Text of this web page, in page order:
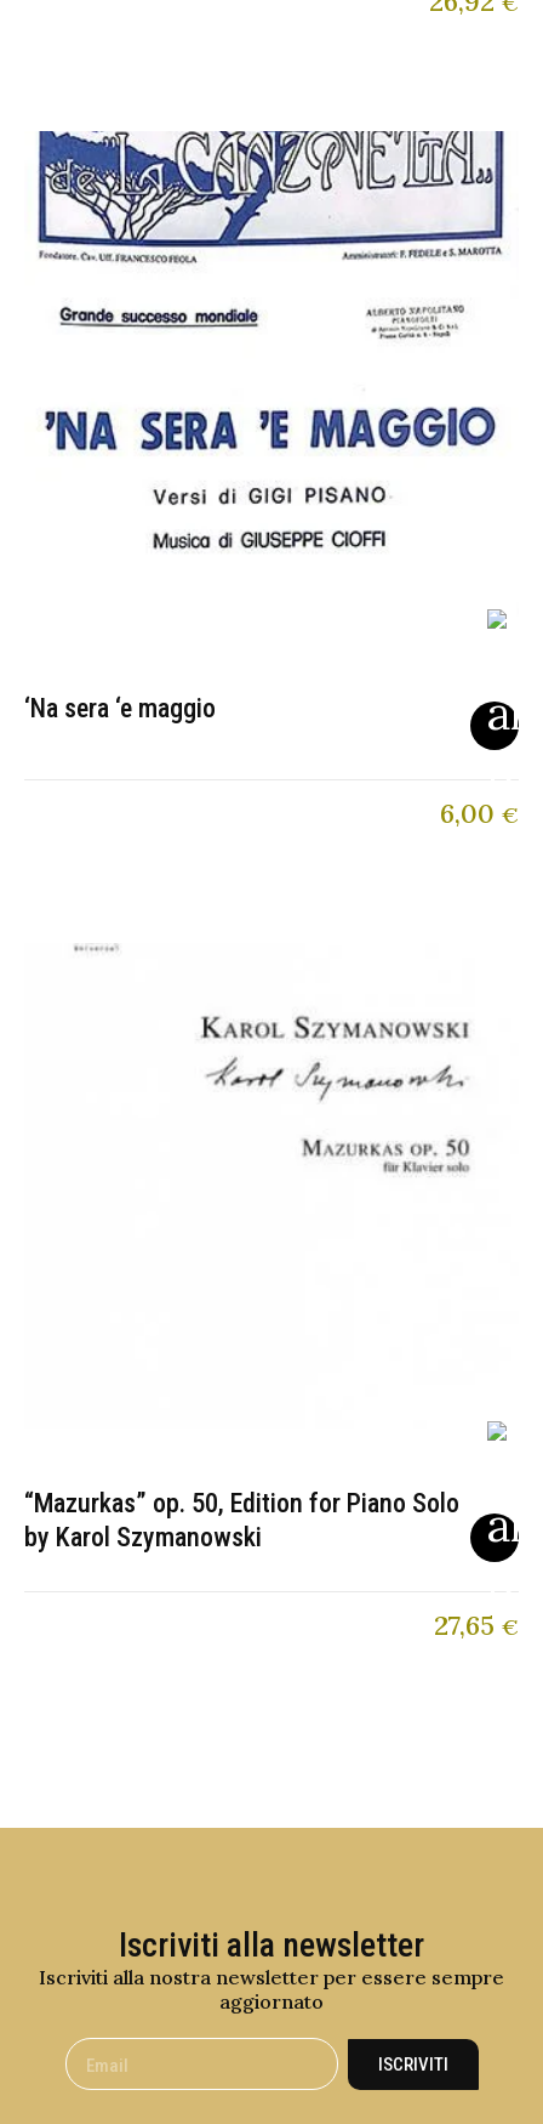
‘Na sera ‘e maggio
6,00 €
“Mazurkas” op. 50, Edition for Piano Solo
by Karol Szymanowski
27,65 €
Iscriviti alla newsletter
Iscriviti alla nostra newsletter per essere sempre
aggiornato
ISCRIVITI